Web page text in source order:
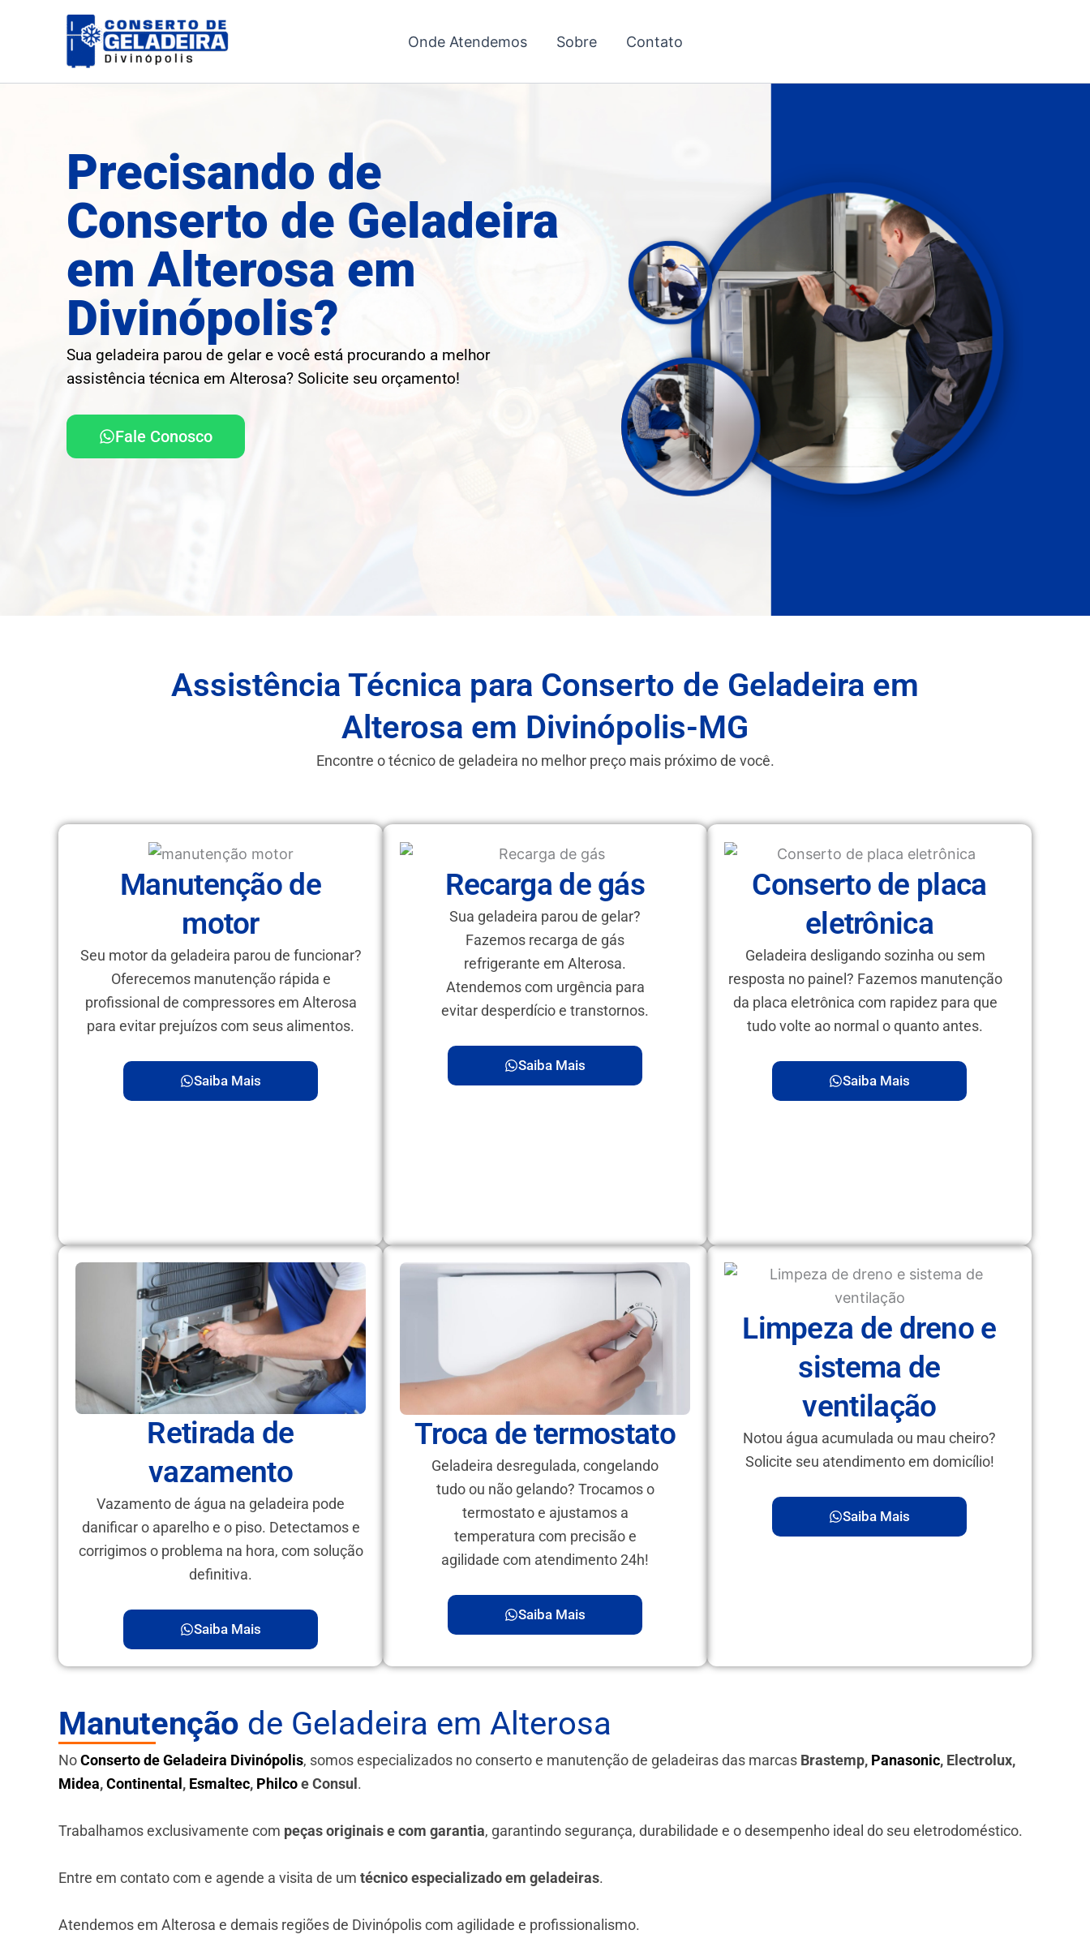
conteúdo
Onde Atendemos Sobre Contato
Precisando de
Conserto de Geladeira
em Alterosa em
Divinópolis?
Sua geladeira parou de gelar e você está procurando a melhor
assistência técnica em Alterosa? Solicite seu orçamento!
Fale Conosco
Assistência Técnica para Conserto de Geladeira em
Alterosa em Divinópolis-MG
Encontre o técnico de geladeira no melhor preço mais próximo de você.
Manutenção de
motor
Seu motor da geladeira parou de funcionar?
Oferecemos manutenção rápida e
profissional de compressores em Alterosa
para evitar prejuízos com seus alimentos.
Saiba Mais
Recarga de gás
Sua geladeira parou de gelar?
Fazemos recarga de gás
refrigerante em Alterosa.
Atendemos com urgência para
evitar desperdício e transtornos.
Saiba Mais
Conserto de placa
eletrônica
Geladeira desligando sozinha ou sem
resposta no painel? Fazemos manutenção
da placa eletrônica com rapidez para que
tudo volte ao normal o quanto antes.
Saiba Mais
Retirada de
vazamento
Vazamento de água na geladeira pode
danificar o aparelho e o piso. Detectamos e
corrigimos o problema na hora, com solução
definitiva.
Saiba Mais
Troca de termostato
Geladeira desregulada, congelando
tudo ou não gelando? Trocamos o
termostato e ajustamos a
temperatura com precisão e
agilidade com atendimento 24h!
Saiba Mais
Limpeza de dreno e
sistema de
ventilação
Notou água acumulada ou mau cheiro?
Solicite seu atendimento em domicílio!
Saiba Mais
Manutenção de Geladeira em Alterosa
NoConserto de Geladeira Divinópolis, somos especializados no conserto e manutenção de geladeiras das marcas Brastemp, Panasonic, Electrolux,
Midea,Continental , Esmaltec, Philcoe Consul .
Trabalhamos exclusivamente com peças originais e com garantia, garantindo segurança, durabilidade e o desempenho ideal do seu eletrodoméstico.
Entre em contato com e agende a visita de um técnico especializado em geladeiras.
Atendemos em Alterosa e demais regiões de Divinópoliscom agilidade e profissionalismo.